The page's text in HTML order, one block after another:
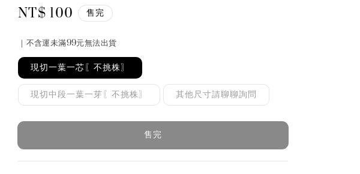
Regular
NT$ 100 售完
｜不含運未滿99元無法出貨
現切一葉一芯〖不挑株〗
現切中段一葉一芽〖不挑株〗 其他尺寸請聊聊詢問
售完